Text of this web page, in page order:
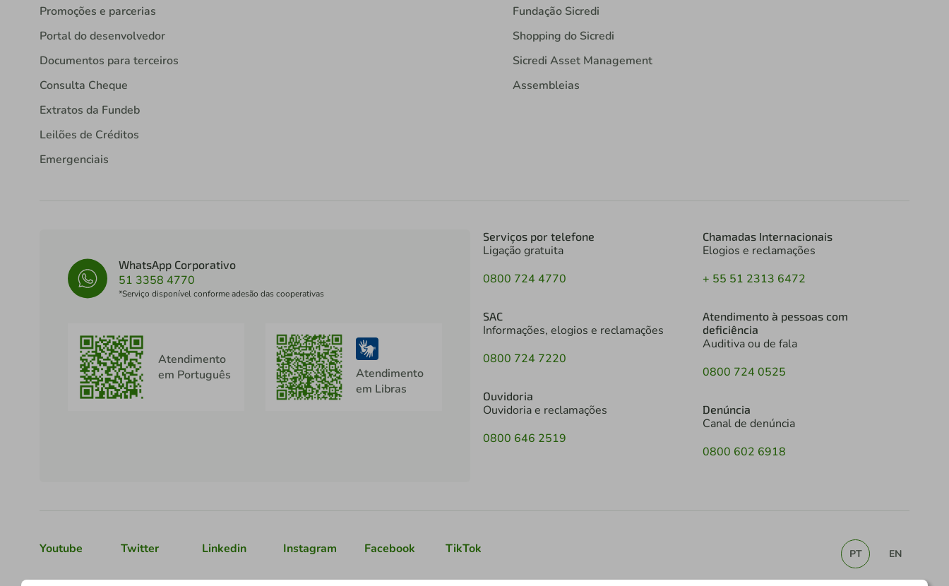
Promoções e parcerias
Portal do desenvolvedor
Documentos para terceiros
Consulta Cheque
Extratos da Fundeb
Leilões de Créditos
Emergenciais
Fundação Sicredi
Shopping do Sicredi
Sicredi Asset Management
Assembleias
WhatsApp Corporativo
51 3358 4770
*Serviço disponível conforme adesão das cooperativas
Atendimento
em Português
Atendimento
em Libras
Serviços por telefone
Ligação gratuita
0800 724 4770
SAC
Informações, elogios e reclamações
0800 724 7220
Ouvidoria
Ouvidoria e reclamações
0800 646 2519
Chamadas Internacionais
Elogios e reclamações
+ 55 51 2313 6472
Atendimento à pessoas com
deficiência
Auditiva ou de fala
0800 724 0525
Denúncia
Canal de denúncia
0800 602 6918
Youtube Twitter Linkedin Instagram Facebook TikTok PT EN